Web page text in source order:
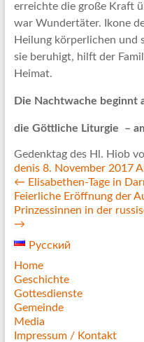
erreichte die große Kraft
war Wundertäter. Ikone
Heilung körperlichen und
sie beruhigt, hilft der
Heimat.
Die Nachtwache beginnt
die Göttliche Liturgie –
Gedenktag des Hl. Hiob
denis 8. November 2017
← Elisabethen-Tage in
Feierliche Eröffnung der
Prinzessinnen in der
→
Русский
Home
Geschichte
Gottesdienste
Gemeinde
Media
Impressum / Kontakt